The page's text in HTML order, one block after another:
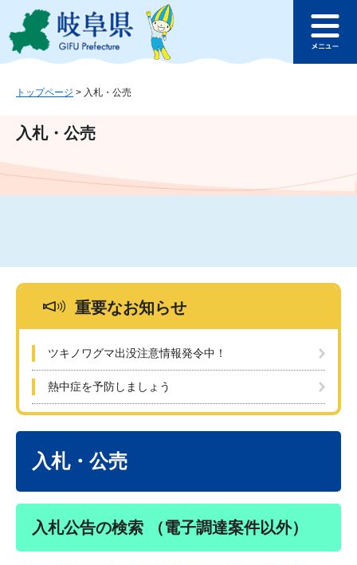
ジ
ュ
文
このページの本文へ
ュ
トップページ > 入札・公売
入札・公売
重要なお知らせ
ツキノワグマ出没注意情報発令中！
熱中症を予防しましょう
入札・公売
入札公告の検索 （電子調達案件以外）